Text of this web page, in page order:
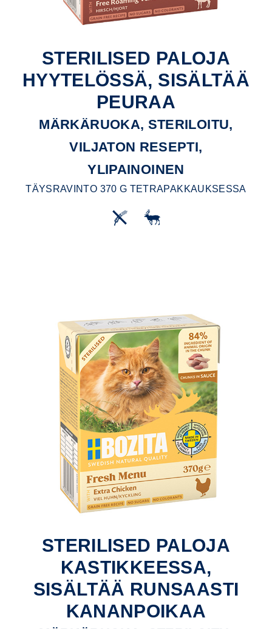
STERILISED PALOJA
HYYTELÖSSÄ, SISÄLTÄÄ
PEURAA
MÄRKÄRUOKA, STERILOITU,
VILJATON RESEPTI,
YLIPAINOINEN
TÄYSRAVINTO 370 G TETRAPAKKAUKSESSA
STERILISED PALOJA
KASTIKKEESSA,
SISÄLTÄÄ RUNSAASTI
KANANPOIKAA